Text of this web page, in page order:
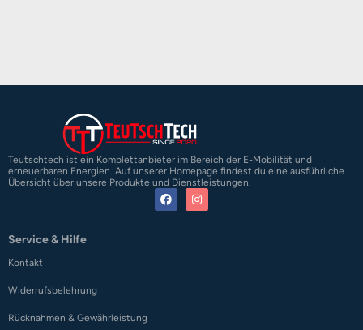
Teutschtech ist ein Komplettanbieter im Bereich der E-Mobilität und
erneuerbaren Energien. Auf unserer Homepage findest du eine ausführliche
Übersicht über unsere Produkte und Dienstleistungen.
Service & Hilfe
Kontakt
Widerrufsbelehrung
Rücknahmen & Gewährleistung